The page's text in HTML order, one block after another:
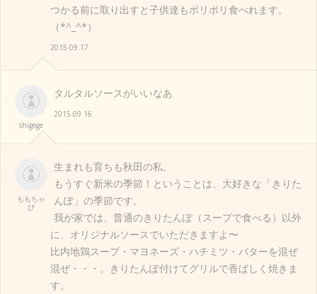
つかる前に取り出すと子供達もポリポリ食べれます。
（*^_^*）
2015.09.17
shigege
タルタルソースがいいなあ
2015.09.16
ももちゃ
び
生まれも育ちも秋田の私。
もうすぐ新米の季節！ということは、大好きな「きりた
んぽ」の季節です。
我が家では、普通のきりたんぽ（スープで食べる）以外
に、オリジナルソースでいただきますよ〜
比内地鶏スープ・マヨネーズ・ハチミツ・バターを混ぜ
混ぜ・・・。きりたんぽ付けてグリルで香ばしく焼きま
す。